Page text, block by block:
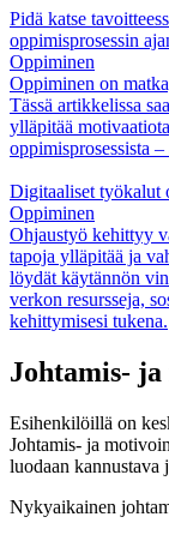
Pidä katse
oppimisprosessin
Oppiminen
Oppiminen on
Tässä artikkelissa
ylläpitää
oppimisprosessista
Digitaaliset työkalut
Oppiminen
Ohjaustyö kehittyy
tapoja ylläpitää ja
löydät käytännön
verkon resursseja,
kehittymisesi tukena.
Johtamis-
Esihenkilöillä on
Johtamis- ja
luodaan
Nykyaikainen